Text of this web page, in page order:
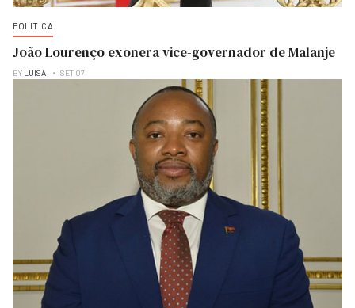
POLITICA
João Lourenço exonera vice-governador de Malanje
BY LUISA SET 07